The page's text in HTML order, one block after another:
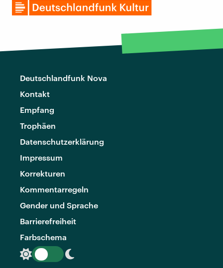
Deutschlandfunk Nova
Kontakt
Empfang
Trophäen
Datenschutzerklärung
Impressum
Korrekturen
Kommentarregeln
Gender und Sprache
Barrierefreiheit
Farbschema